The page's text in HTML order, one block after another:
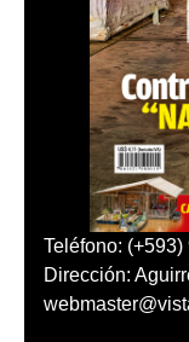
Teléfono: (+593)
Dirección: